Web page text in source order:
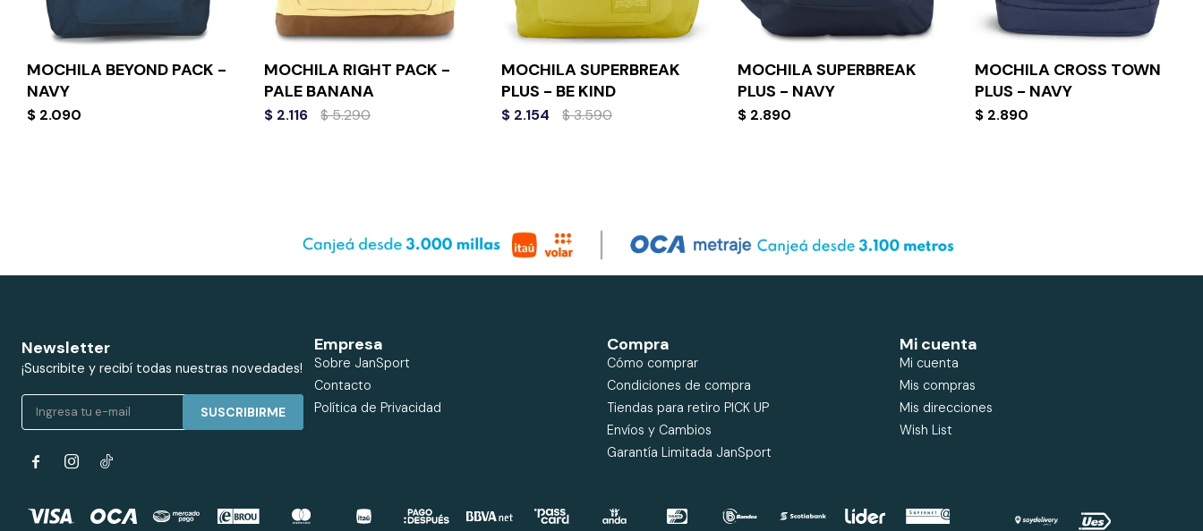
MOCHILA BEYOND PACK -
NAVY
$ 2.090
MOCHILA RIGHT PACK -
PALE BANANA
$ 2.116 $5.290
MOCHILA SUPERBREAK
PLUS - BE KIND
$ 2.154 $3.590
MOCHILA SUPERBREAK
PLUS - NAVY
$ 2.890
MOCHILA CROSS TOWN
PLUS - NAVY
$ 2.890
Newsletter
¡Suscribite y recibí todas nuestras novedades!
SUSCRIBIRME
 
Empresa
Sobre JanSport
Contacto
Política de Privacidad
Compra
Cómo comprar
Condiciones de compra
Tiendas para retiro PICK UP
Envíos y Cambios
Garantía Limitada JanSport
Mi cuenta
Mi cuenta
Mis compras
Mis direcciones
Wish List